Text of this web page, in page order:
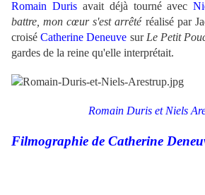
Romain Durisavait déjà tourné avec
battre, mon cœur s'est arrêtéréalisé par
croiséCatherine Deneuve sur Le Petit
gardes de la reine qu'elle interprétait.
Romain Duris et Niels
Filmographie de Catherine